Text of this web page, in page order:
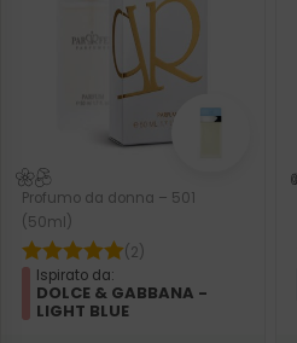
Profumo da donna – 501
(50ml)
(2)
Ispirato da:
DOLCE & GABBANA -
LIGHT BLUE